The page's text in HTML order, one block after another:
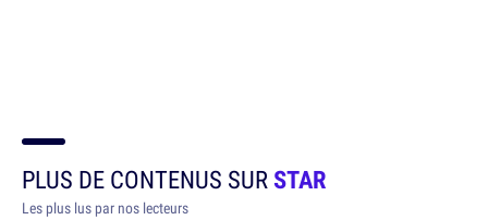
PLUS DE CONTENUS SURSTAR
Les plus lus par nos lecteurs